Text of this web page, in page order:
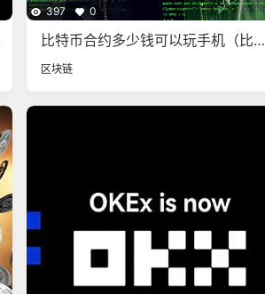
397 0
比特币合约多少钱可以玩手机（比特
币合约交易费用）
区块链